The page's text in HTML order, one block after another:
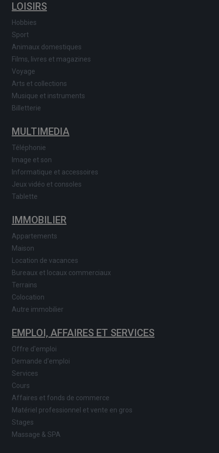
LOISIRS
Hobbies
Sport
Animaux domestiques
Films, livres et magazines
Voyage
Arts et collections
Musique et instruments
Billetterie
MULTIMEDIA
Téléphonie
Image et son
Informatique et accessoires
Jeux vidéo et consoles
Tablette
IMMOBILIER
Appartements
Maison
Location de vacances
Bureaux et locaux commerciaux
Terrains
Colocation
Autre immobilier
EMPLOI, AFFAIRES ET SERVICES
Offre d'emploi
Demande d'emploi
Services
Cours
Affaires et fonds de commerce
Matériel professionnel et vente en gros
Stages
Massage & SPA